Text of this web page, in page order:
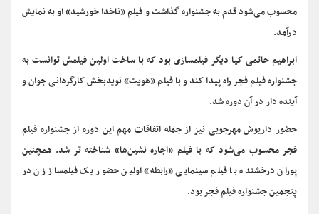
محسوب می‌شود قدم به جشنواره گذاشت و فیلم «ناخدا خورشید» او به نمایش
درآمد.
ابراهیم حاتمی کیا دیگر فیلمسازی بود که با ساخت اولین فیلمش توانست به
جشنواره فیلم فجر راه پیدا کند و با فیلم «هویت» نویدبخش کارگردانی جوان و
آینده دار در آن دوره شد.
حضور داریوش مهرجویی نیز از جمله اتفاقات مهم این دوره از جشنواره فیلم
فجر محسوب می‌شود که با فیلم «اجاره نشین‌ها» شناخته تر شد. همچنین
پوران درخشنده با فیلم سینمایی «رابطه» اولین حضور یک فیلمساز زن در
پنجمین جشنواره فیلم فجر بود.